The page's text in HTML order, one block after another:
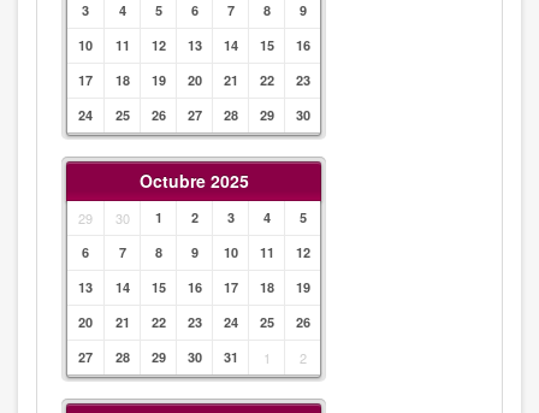
3
4 5 6 7 8
9
10
11 12 13 14 15
16
17
18 19 20 21 22
23
24
25 26 27 28 29 30
Octubre 2025
29 30 1 2 3 4
5
6
7 8 9 10 11
12
13
14 15 16 17 18
19
20
21 22 23 24 25
26
27
28 29 30 31 1 2